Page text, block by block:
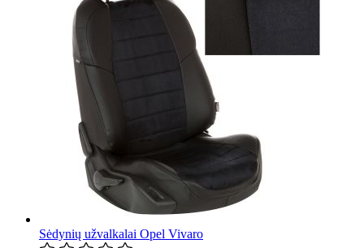
Sėdynių užvalkalai Opel Vivaro